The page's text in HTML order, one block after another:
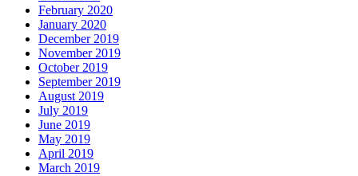
February 2020
January 2020
December 2019
November 2019
October 2019
September 2019
August 2019
July 2019
June 2019
May 2019
April 2019
March 2019